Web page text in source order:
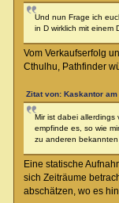
Und nun Frage ich
in D wirklich mit einem
Vom Verkaufserfolg
Cthulhu, Pathfinder
Zitat von: Kaskantor
Mir ist dabei allerdings
empfinde es, so wie
zu anderen
Eine statische
sich Zeiträume
abschätzen, wo es